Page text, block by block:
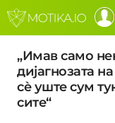
„Имав само
дијагнозата
сè уште сум
сите“